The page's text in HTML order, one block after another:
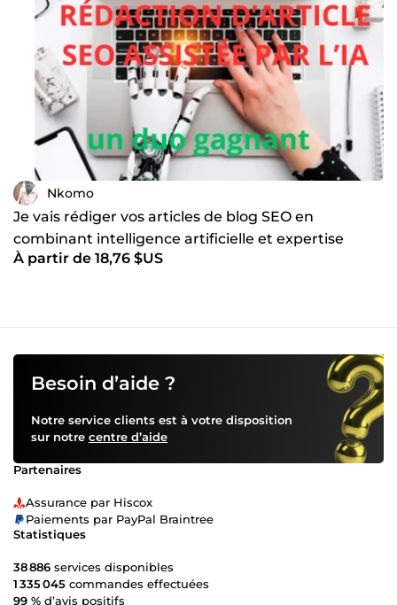
Nkomo
Je vais rédiger vos articles de blog SEO en
combinant intelligence artificielle et expertise
humaine
À partir de 18,76 $US
Besoin d’aide ?
Notre service clients est à votre disposition
sur notre centre d’aide
Partenaires
Assurance par Hiscox
Paiements par PayPal Braintree
Statistiques
38 886 services disponibles
1 335 045 commandes effectuées
99 % d’avis positifs